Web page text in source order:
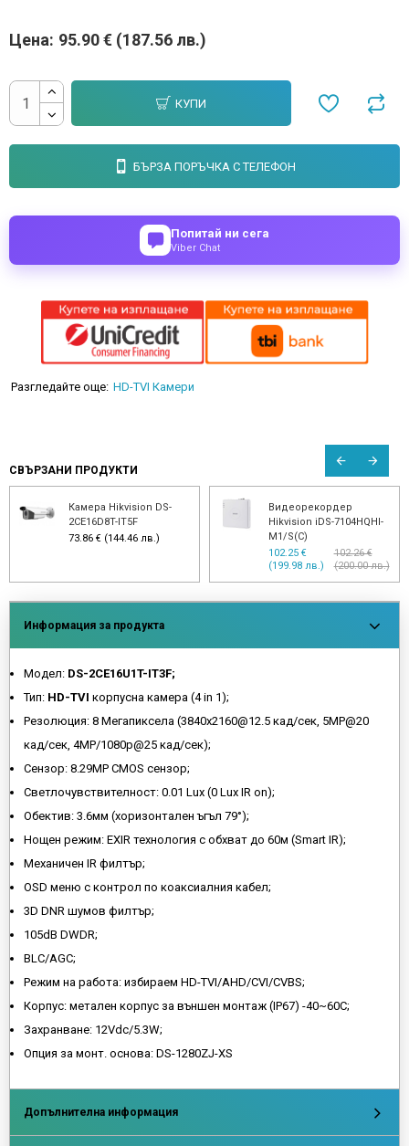
Цена: 95.90 € (187.56 лв.)
КУПИ
БЪРЗА ПОРЪЧКА С ТЕЛЕФОН
Попитай ни сега
Viber Chat
Разгледайте още: HD-TVI Камери
СВЪРЗАНИ ПРОДУКТИ
Камера Hikvision DS-
2CE16D8T-IT5F
73.86 € (144.46 лв.)
Видеорекордер
Hikvision iDS-7104HQHI-
M1/S(C)
102.25 €
(199.98 лв.)
102.26 €
(200.00 лв.)
Информация за продукта
Модел: DS-2CE16U1T-IT3F;
Тип: HD-TVI корпусна камера (4 in 1);
Резолюция: 8 Мегапиксела (3840х2160@12.5 кад/сек, 5MP@20
кад/сек, 4MP/1080p@25 кад/сек);
Сензор: 8.29MP CMOS сензор;
Светлочувствителност: 0.01 Lux (0 Lux IR on);
Обектив: 3.6мм (хоризонтален ъгъл 79°);
Нощен режим: EXIR технология с обхват до 60м (Smart IR);
Механичен IR филтър;
OSD меню с контрол по коаксиалния кабел;
3D DNR шумов филтър;
105dB DWDR;
BLC/AGC;
Режим на работа: избираем HD-TVI/AHD/CVI/CVBS;
Корпус: метален корпус зa външен монтаж (IP67) -40~60C;
Захранване: 12Vdc/5.3W;
Опция за монт. основа: DS-1280ZJ-XS
Допълнителна информация